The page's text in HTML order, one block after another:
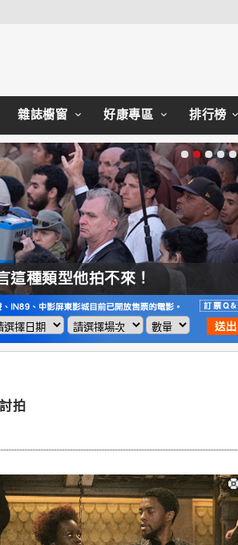
雜誌櫥窗 好康專區 排行榜
種類型他拍不來！
拍